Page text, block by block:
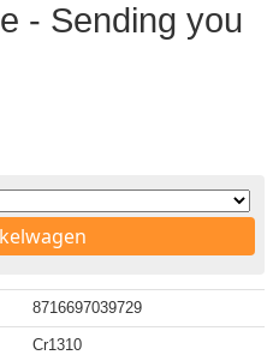
- Sending you
8716697039729
Cr1310